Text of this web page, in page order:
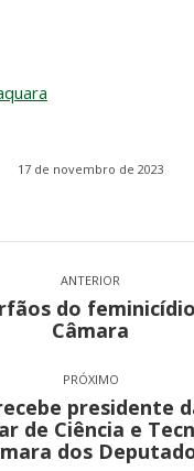
17 de novembro de 2023
ANTERIOR
Post
anterior:
do
Câmara
PRÓXIMO
Próximo
post:
presidente
de Ciência e
dos